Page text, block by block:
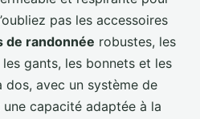
pas les accessoires
de randonnée robustes, les
gants, les bonnets et les
dos, avec un système de
capacité adaptée à la